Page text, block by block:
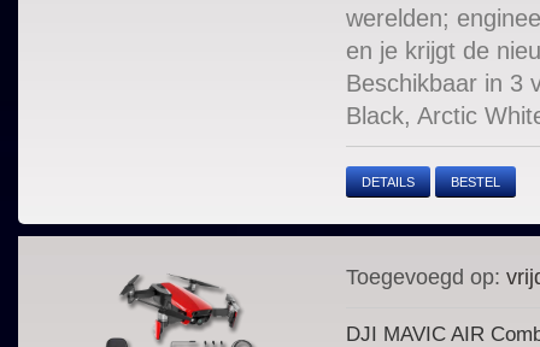
werelden;
en je krijgt de
Beschikbaar in 3
Black, Arctic
DETAILS BESTEL
Toegevoegd op:
DJI MAVIC AIR